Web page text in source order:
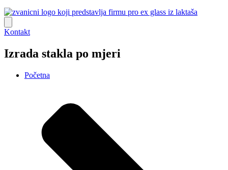
Kontakt
Izrada stakla po mjeri
Početna